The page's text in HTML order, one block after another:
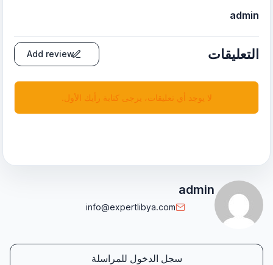
admin
التعليقات Add review
لا يوجد أي تعليقات، يرجى كتابة رأيك الأول.
admin
info@expertlibya.com
سجل الدخول للمراسلة